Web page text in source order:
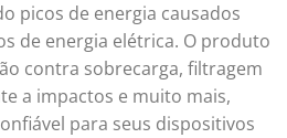
picos de energia causados
de energia elétrica. O produto
contra sobrecarga, filtragem
a impactos e muito mais,
para seus dispositivos